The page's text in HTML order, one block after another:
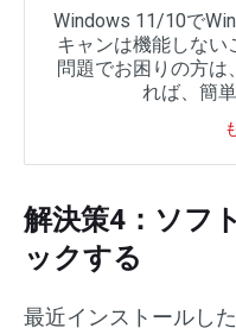
Windows 11/10で
キャンは機能しない
問題でお困りの方は
れば、簡
解決策4：ソフ
ックする
最近インストールし